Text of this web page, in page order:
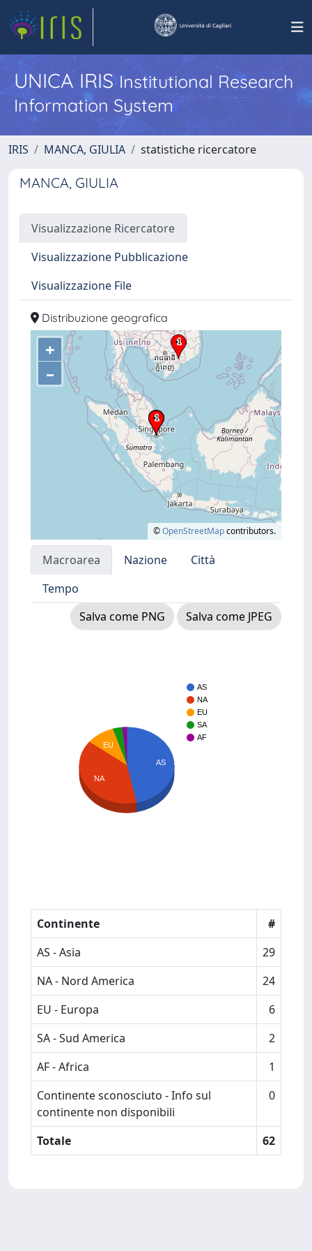
UNICA IRISInstitutional Research
Information System
IRIS MANCA, GIULIA statistiche ricercatore
MANCA, GIULIA
Visualizzazione Ricercatore
Visualizzazione Pubblicazione
Visualizzazione File
Distribuzione geografica
+
–
©OpenStreetMapcontributors.
Macroarea Nazione
Città
Tempo
Salva come PNG
Salva come JPEG
AS
NA
EU
SA
AF
AS
EU
NA
Continente
#
AS - Asia
29
NA - Nord America
24
EU - Europa
6
SA - Sud America
2
AF - Africa
1
Continente sconosciuto - Info sul
continente non disponibili
0
Totale 62